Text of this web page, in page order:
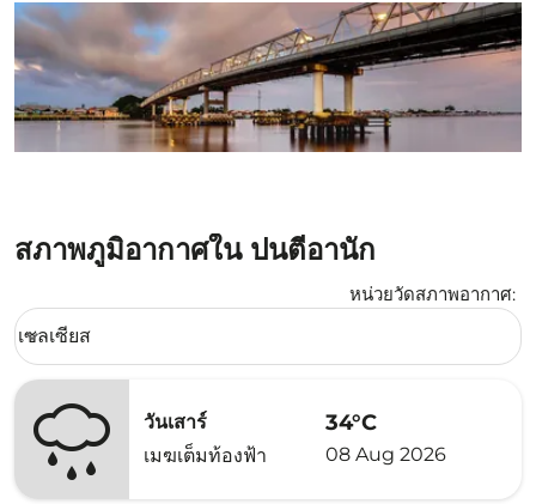
สภาพภูมิอากาศใน ปนตีอานัก
หน่วยวัดสภาพอากาศ:
Weather unit option เซลเซียส Selected
เซลเซียส
keyboard_arrow_down
วันเสาร์
เมฆเต็มท้องฟ้า
34°C
08 Aug 2026